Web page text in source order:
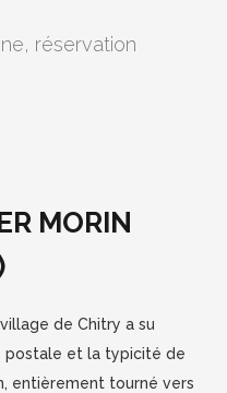
réservation
MORIN
de Chitry a su
postale et la typicité de
entièrement tourné vers